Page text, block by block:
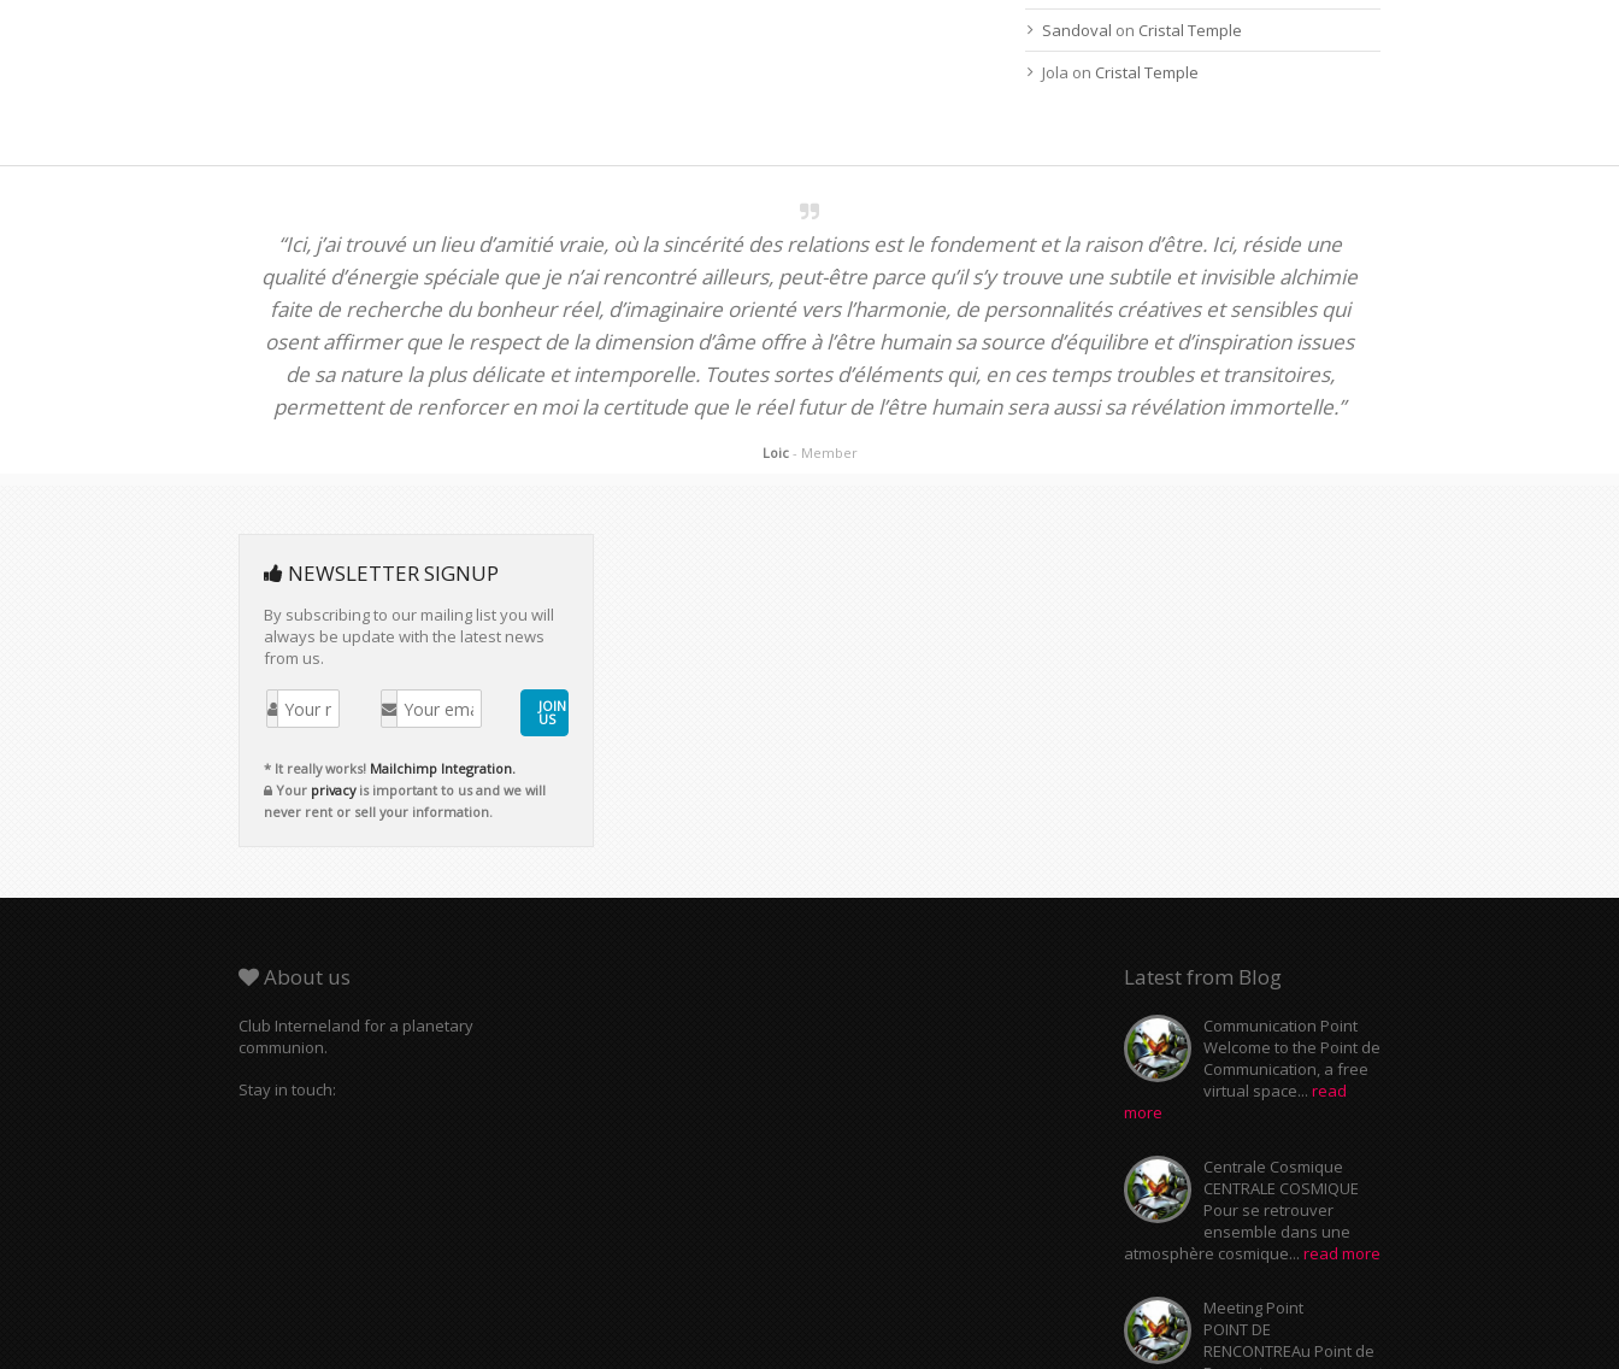
Sandoval on Cristal Temple
Jola on Cristal Temple
“Ici, j’ai trouvé un lieu d’amitié vraie, où la sincérité des relations est le fondement et la raison d’être. Ici, réside une
qualité d’énergie spéciale que je n’ai rencontré ailleurs, peut-être parce qu’il s’y trouve une subtile et invisible alchimie
faite de recherche du bonheur réel, d’imaginaire orienté vers l’harmonie, de personnalités créatives et sensibles qui
osent affirmer que le respect de la dimension d’âme offre à l’être humain sa source d’équilibre et d’inspiration issues
de sa nature la plus délicate et intemporelle. Toutes sortes d’éléments qui, en ces temps troubles et transitoires,
permettent de renforcer en moi la certitude que le réel futur de l’être humain sera aussi sa révélation immortelle.”
Loic - Member
NEWSLETTER SIGNUP
By subscribing to our mailing list you will
always be update with the latest news
from us.
JOIN
US
* It really works! Mailchimp Integration.
Your privacyis important to us and we will
never rent or sell your information.
About us
Club Interneland for a planetary
communion.
Stay in touch:
Latest from Blog
Communication Point
Welcome to the Point de
Communication, a free
virtual space... read
more
Centrale Cosmique
CENTRALE COSMIQUE
Pour se retrouver
ensemble dans une
atmosphère cosmique... read more
Meeting Point
POINT DE
RENCONTREAu Point de